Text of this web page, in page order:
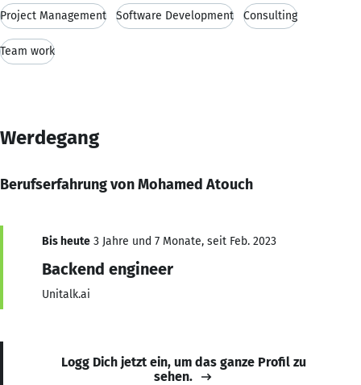
Project Management Software Development Consulting
Team work
Werdegang
Berufserfahrung von Mohamed Atouch
Bis heute 3 Jahre und 7 Monate, seit Feb. 2023
Backend engineer
Unitalk.ai
Logg Dich jetzt ein, um das ganze Profil zu
sehen.